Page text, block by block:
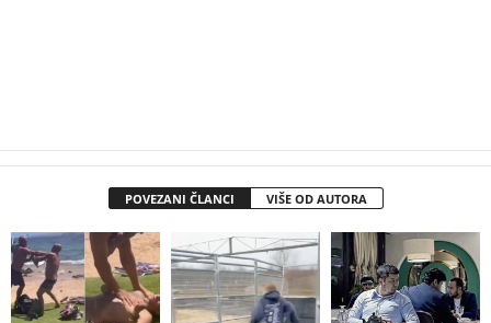
POVEZANI ČLANCI VIŠE OD AUTORA